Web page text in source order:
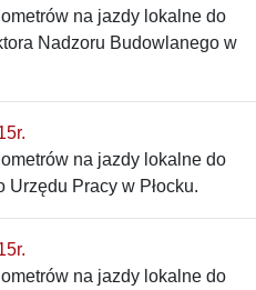
na jazdy lokalne do
Nadzoru Budowlanego w
na jazdy lokalne do
Pracy w Płocku.
na jazdy lokalne do